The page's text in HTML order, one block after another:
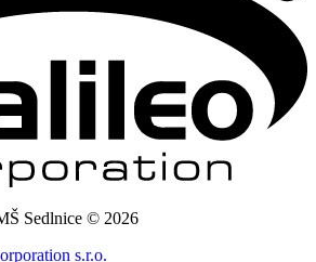
Sedlnice © 2026
s.r.o.